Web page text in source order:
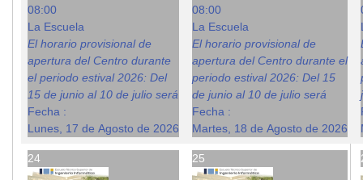
08:00
La Escuela
El horario provisional de
apertura del Centro durante
el periodo estival 2026: Del
15 de junio al 10 de julio será
Fecha :
Lunes, 17 de Agosto de 2026
08:00
La Escuela
El horario provisional de
apertura del Centro durante el
periodo estival 2026: Del 15
de junio al 10 de julio será
Fecha :
Martes, 18 de Agosto de 2026
24 25